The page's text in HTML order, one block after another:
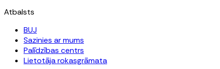
Atbalsts
BUJ
Sazinies ar mums
Palīdzības centrs
Lietotāja rokasgrāmata